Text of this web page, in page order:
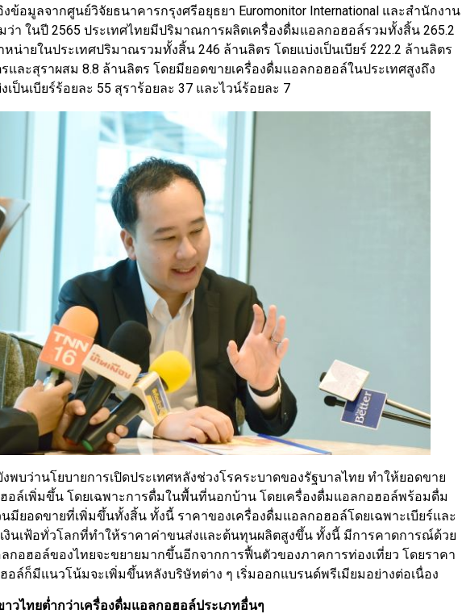
ข้อมูลจากศูนย์วิจัยธนาคารกรุงศรีอยุธยา Euromonitor International และสำนักงาน
ว่า ในปี 2565 ประเทศไทยมีปริมาณการผลิตเครื่องดื่มแอลกอฮอล์รวมทั้งสิ้น 265.2
น่ายในประเทศปริมาณรวมทั้งสิ้น 246 ล้านลิตร โดยแบ่งเป็นเบียร์ 222.2 ล้านลิตร
และสุราผสม 8.8 ล้านลิตร โดยมียอดขายเครื่องดื่มแอลกอฮอล์ในประเทศสูงถึง
เป็นเบียร์ร้อยละ 55 สุราร้อยละ 37 และไวน์ร้อยละ 7
พบว่านโยบายการเปิดประเทศหลังช่วงโรคระบาดของรัฐบาลไทย ทำให้ยอดขาย
อล์เพิ่มขึ้น โดยเฉพาะการดื่มในพื้นที่นอกบ้าน โดยเครื่องดื่มแอลกอฮอล์พร้อมดื่ม
นมียอดขายที่เพิ่มขึ้นทั้งสิ้น ทั้งนี้ ราคาของเครื่องดื่มแอลกอฮอล์โดยเฉพาะเบียร์และ
งินเฟ้อทั่วโลกที่ทำให้ราคาค่าขนส่งและต้นทุนผลิตสูงขึ้น ทั้งนี้ มีการคาดการณ์ด้วย
กอฮอล์ของไทยจะขยายมากขึ้นอีกจากการฟื้นตัวของภาคการท่องเที่ยว โดยราคา
อล์ก็มีแนวโน้มจะเพิ่มขึ้นหลังบริษัทต่าง ๆ เริ่มออกแบรนด์พรีเมียมอย่างต่อเนื่อง
วไทยต่ำกว่าเครื่องดื่มแอลกอฮอล์ประเภทอื่นๆ